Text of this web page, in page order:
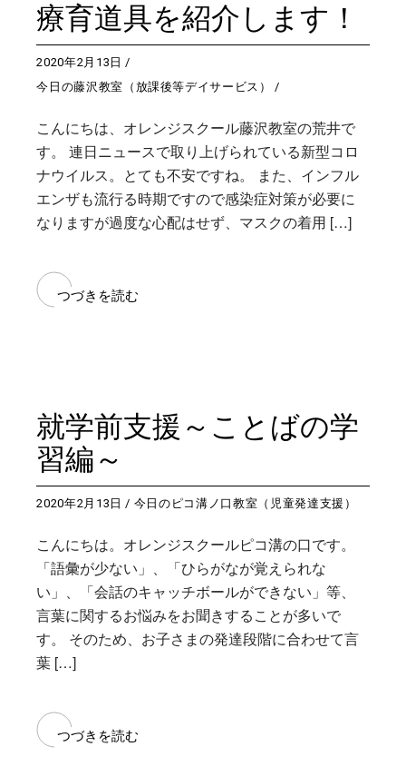
療育道具を紹介します！
2020年2月13日
今日の藤沢教室（放課後等デイサービス）
こんにちは、オレンジスクール藤沢教室の荒井で
す。 連日ニュースで取り上げられている新型コロ
ナウイルス。とても不安ですね。 また、インフル
エンザも流行る時期ですので感染症対策が必要に
なりますが過度な心配はせず、マスクの着用 […]
つづきを読む
就学前支援～ことばの学
習編～
2020年2月13日 今日のピコ溝ノ口教室（児童発達支援）
こんにちは。オレンジスクールピコ溝の口です。
「語彙が少ない」、「ひらがなが覚えられな
い」、「会話のキャッチボールができない」等、
言葉に関するお悩みをお聞きすることが多いで
す。 そのため、お子さまの発達段階に合わせて言
葉 […]
つづきを読む